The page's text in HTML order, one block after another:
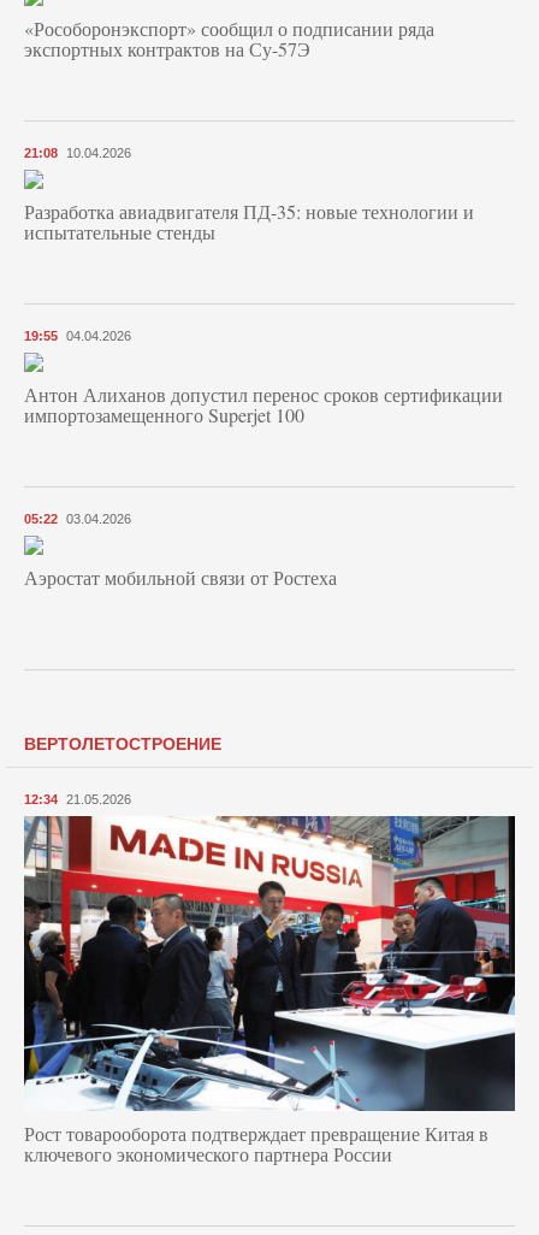
«Рособоронэкспорт» сообщил о подписании ряда
экспортных контрактов на Су-57Э
21:08 10.04.2026
Разработка авиадвигателя ПД-35: новые технологии и
испытательные стенды
19:55 04.04.2026
Антон Алиханов допустил перенос сроков сертификации
импортозамещенного Superjet 100
05:22 03.04.2026
Аэростат мобильной связи от Ростеха
ВЕРТОЛЕТОСТРОЕНИЕ
12:34 21.05.2026
Рост товарооборота подтверждает превращение Китая в
ключевого экономического партнера России